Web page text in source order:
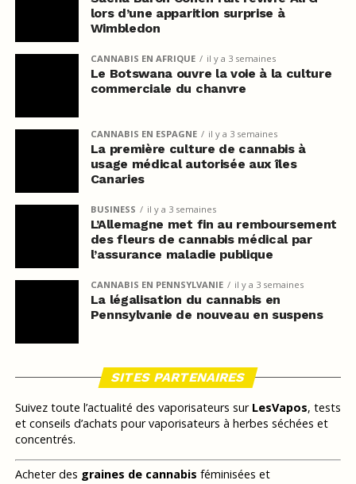
lors d’une apparition surprise à
Wimbledon
CANNABIS EN AFRIQUE il y a 3 semaines
Le Botswana ouvre la voie à la culture
commerciale du chanvre
CANNABIS EN ESPAGNE il y a 3 semaines
La première culture de cannabis à
usage médical autorisée aux îles
Canaries
BUSINESS il y a 3 semaines
L’Allemagne met fin au remboursement
des fleurs de cannabis médical par
l’assurance maladie publique
CANNABIS EN PENNSYLVANIE il y a 3 semaines
La légalisation du cannabis en
Pennsylvanie de nouveau en suspens
SITES PARTENAIRES
Suivez toute l’actualité des vaporisateurs sur LesVapos, tests
et conseils d’achats pour vaporisateurs à herbes séchées et
concentrés.
Acheter des graines de cannabis féminisées et